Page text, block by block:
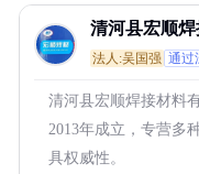
清河县宏顺焊
法人:吴国强 通过
清河县宏顺焊接材料
2013年成立，专营多
具权威性。